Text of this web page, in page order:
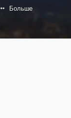
Больше